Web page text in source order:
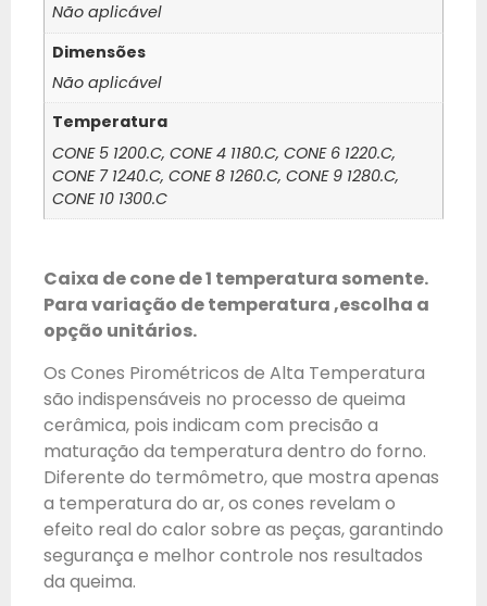
Não aplicável
Dimensões
Não aplicável
Temperatura
CONE 5 1200.C, CONE 4 1180.C, CONE 6 1220.C,
CONE 7 1240.C, CONE 8 1260.C, CONE 9 1280.C,
CONE 10 1300.C
Caixa de cone de 1 temperatura somente.
Para variação de temperatura ,escolha a
opção unitários.
Os Cones Pirométricos de Alta Temperatura
são indispensáveis no processo de queima
cerâmica, pois indicam com precisão a
maturação da temperatura dentro do forno.
Diferente do termômetro, que mostra apenas
a temperatura do ar, os cones revelam o
efeito real do calor sobre as peças, garantindo
segurança e melhor controle nos resultados
da queima.